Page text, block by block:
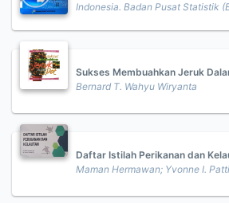
Indonesia. Badan Pusat Statistik
Sukses Membuahkan Jeruk
Bernard T. Wahyu Wiryanta
Daftar Istilah Perikanan dan
Maman Hermawan; Yvonne I.